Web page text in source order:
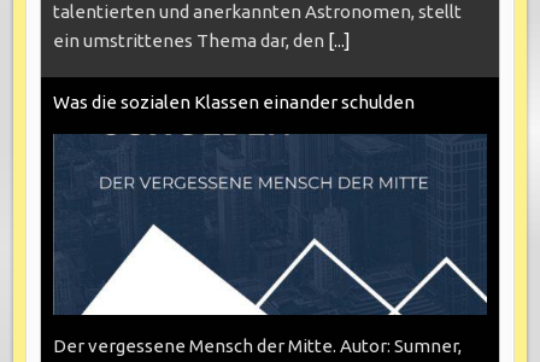
talentierten und anerkannten Astronomen, stellt
ein umstrittenes Thema dar, den [...]
Was die sozialen Klassen einander schulden
Der vergessene Mensch der Mitte. Autor: Sumner,